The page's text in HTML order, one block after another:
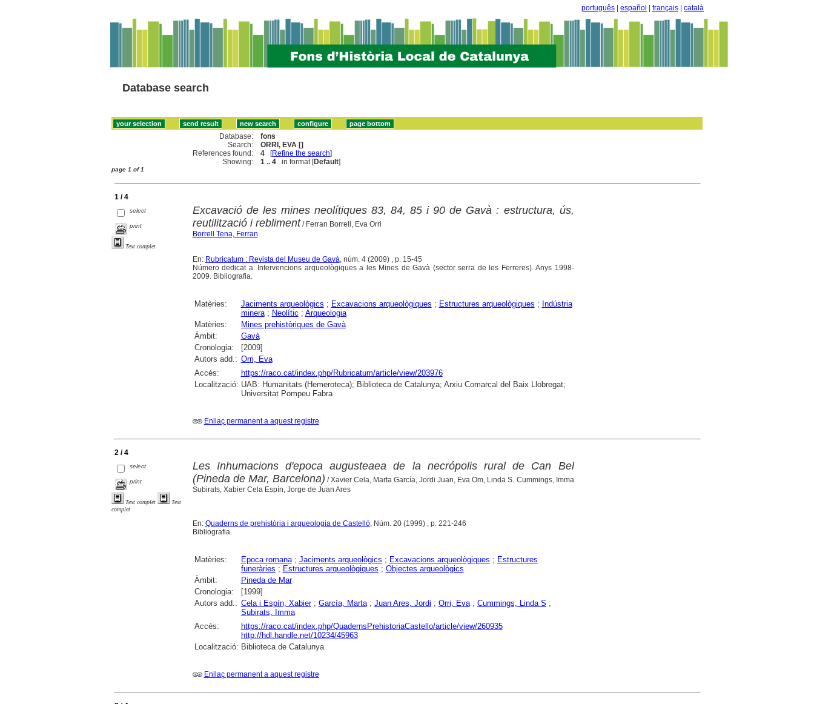
português español français català
Database search
Database:
fons
Search:
ORRI, EVA []
References found:
4 [Refine the search]
Showing:
1 .. 4 in format [Default]
page 1 of 1
1 / 4
select
print
Text complet
Excavació de les mines neolítiques 83, 84, 85 i 90 de Gavà : estructura, ús,
reutilització i rebliment/ Ferran Borrell, Eva Orri
Borrell Tena, Ferran
En: Rubricatum : Revista del Museu de Gavà, núm. 4 (2009) , p. 15-45
Número dedicat a: Intervencions arqueològiques a les Mines de Gavà (sector serra de les Ferreres). Anys 1998-
2009. Bibliografia.
Matèries: Jaciments arqueològics ; Excavacions arqueològiques ; Estructures arqueològiques ; Indústria
minera; Neolític ; Arqueologia
Matèries:
Mines prehistòriques de Gavà
Àmbit:
Gavà
Cronologia:
[2009]
Autors add.: Orri, Eva
Accés:
https://raco.cat/index.php/Rubricatum/article/view/203976
Localització: UAB: Humanitats (Hemeroteca); Biblioteca de Catalunya; Arxiu Comarcal del Baix Llobregat;
Universitat Pompeu Fabra
Enllaç permanent a aquest registre
2 / 4
select
print
Text complet
Text
complet
Les Inhumacions d'epoca augusteaea de la necrópolis rural de Can Bel
(Pineda de Mar, Barcelona) / Xavier Cela, Marta García, Jordi Juan, Eva Om, Linda S. Cummings, Imma
Subirats, Xabier Cela Espín, Jorge de Juan Ares
En: Quaderns de prehistòria i arqueologia de Castelló, Núm. 20 (1999) , p. 221-246
Bibliografia.
Matèries: Epoca romana; Jaciments arqueològics ; Excavacions arqueològiques ; Estructures
funeràries ; Estructures arqueològiques ; Objectes arqueològics
Àmbit:
Pineda de Mar
Cronologia:
[1999]
Autors add.: Cela i Espín, Xabier; García, Marta; Juan Ares, Jordi ; Orri, Eva; Cummings, Linda S ;
Subirats, Imma
Accés:
https://raco.cat/index.php/QuadernsPrehistoriaCastello/article/view/260935
http://hdl.handle.net/10234/45963
Localització: Biblioteca de Catalunya
Enllaç permanent a aquest registre